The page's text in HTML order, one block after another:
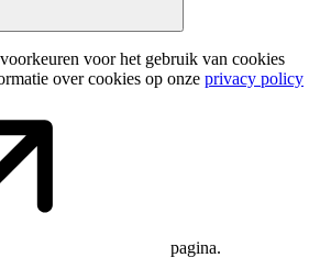
voor het gebruik van cookies
over cookies op onze privacy policy
pagina.